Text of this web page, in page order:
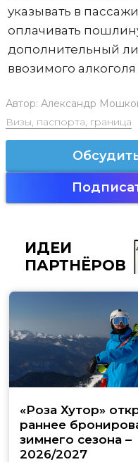
указывать в
оплачивать
дополнительный
ввозимого
Автор: Александр
Визы, паспорта, граница
ИДЕИ
ПАРТНЁРОВ
«Роза Хутор»
раннее
зимнего сезона –
2026/2027